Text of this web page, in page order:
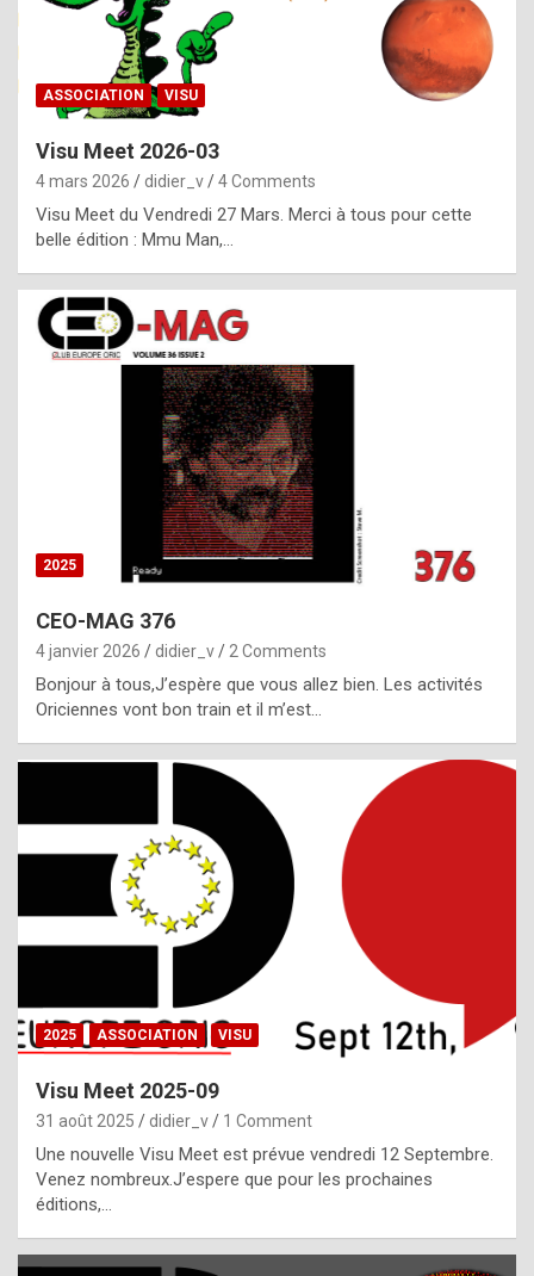
p
l
c
h
i
s
t
o
r
p
e
c
i
l
,
g
h
t
f
ASSOCIATION VISU
Visu Meet 2026-03
4 mars 2026 didier_v 4 Comments
Visu Meet du Vendredi 27 Mars. Merci à tous pour cette
belle édition : Mmu Man,…
2025
CEO-MAG 376
4 janvier 2026 didier_v 2 Comments
Bonjour à tous,J’espère que vous allez bien. Les activités
Oriciennes vont bon train et il m’est…
2025 ASSOCIATION VISU
Visu Meet 2025-09
31 août 2025 didier_v 1 Comment
Une nouvelle Visu Meet est prévue vendredi 12 Septembre.
Venez nombreux.J’espere que pour les prochaines
éditions,…